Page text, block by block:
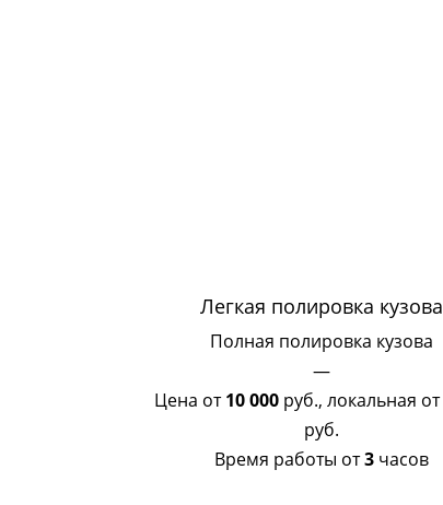
Легкая полировка кузова
Полная полировка кузова
—
Цена от10 000 руб., локальная от
руб.
Время работы от3часов